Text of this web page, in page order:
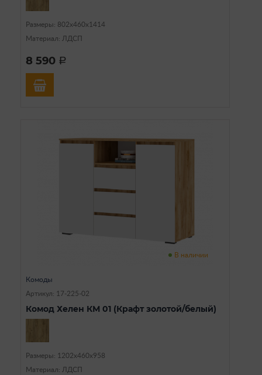
Размеры: 802х460х1414
Материал: ЛДСП
8 590 a
В наличии
Комоды
Артикул: 17-225-02
Комод Хелен КМ 01 (Крафт золотой/белый)
Размеры: 1202х460х958
Материал: ЛДСП